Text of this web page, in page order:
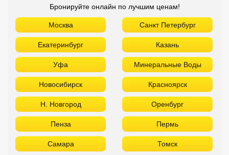
Бронируйте онлайн по лучшим ценам!
Москва Санкт Петербург
Екатеринбург Казань
Уфа Минеральные Воды
Новосибирск Красноярск
Н. Новгород Оренбург
Пенза Пермь
Самара Томск